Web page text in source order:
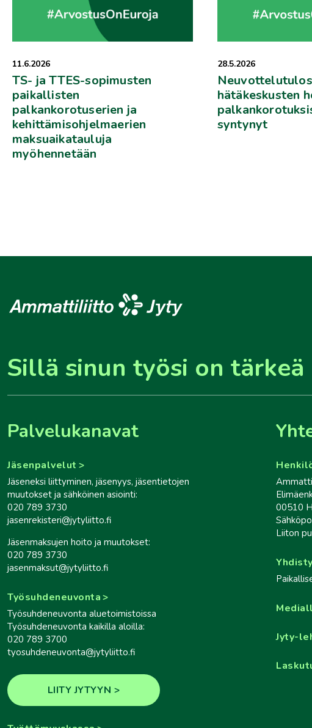
11.6.2026
TS- ja TTES-sopimusten
paikallisten
palkankorotuserien ja
kehittämisohjelmaerien
maksuaikatauluja
myöhennetään
28.5.2026
Neuvottelutulos
hätäkeskusten
syntynyt
Sillä sinun työsi on tärkeä
Palvelukanavat
Jäsenpalvelut
Jäseneksi liittyminen, jäsenyys, jäsentietojen
muutokset ja sähköinen asiointi:
020 789 3730
jasenrekisteri@jytyliitto.fi
Jäsenmaksujen hoito ja muutokset:
020 789 3730
jasenmaksut@jytyliitto.fi
Työsuhdeneuvonta
Työsuhdeneuvonta aluetoimistoissa
Työsuhdeneuvonta kaikilla aloilla:
020 789 3700
tyosuhdeneuvonta@jytyliitto.fi
LIITY JYTYYN
00510
Liiton
Jyty-